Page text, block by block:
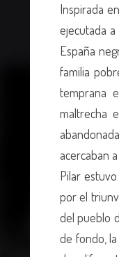
Inspirada
ejecutada
España
familia
temprana
maltrecha
acercaban
Pilar
por el
del pueblo
de fondo,